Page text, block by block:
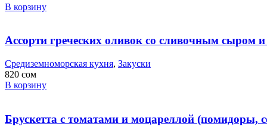
В корзину
Ассорти греческих оливок со сливочным сыром
Средиземноморская кухня, Закуски
820 сом
В корзину
Брускетта с томатами и моцареллой (помидоры,